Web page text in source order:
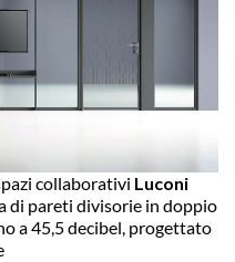
collaborativi Luconi
di pareti divisorie in doppio
a 45,5 decibel, progettato